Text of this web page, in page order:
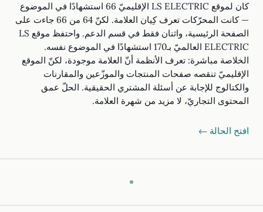
كان لموقع LS ELECTRIC الإقليميّ 66 استشهادًا في الموضوع
— كانت المحرّكات تعرف كِيان العلامة. لكنّ 64 من 66 جاءت على
الصفحة الرئيسية، واثنان فقط في قسم الدعم. واحتفظ موقع LS
ELECTRIC العالميّ بـ170 استشهادًا في الموضوع نفسه.
الخلاصة مباشرة: تعرف الأنظمة أنّ العلامة موجودة، لكنّ الموقع
الإقليميّ تنقصه صفحات المنتجات والموزّعين والمقارنات
والكتالوج للإجابة عن أسئلة المشتري الحقيقية. الحلّ عمق
المحتوى التجاريّ، لا مزيد من شهرة العلامة.
افتح الحالة ←